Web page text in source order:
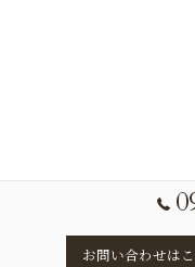
お問い合わせは